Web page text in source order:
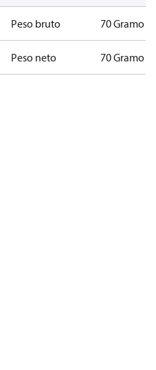
Peso bruto 70 Gramo
Peso neto 70 Gramo